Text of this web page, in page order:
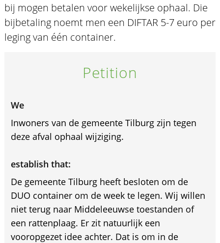
bij mogen betalen voor wekelijkse ophaal. Die
bijbetaling noemt men een DIFTAR 5-7 euro per
leging van één container.
Petition
We
Inwoners van de gemeente Tilburg zijn tegen
deze afval ophaal wijziging.
establish that:
De gemeente Tilburg heeft besloten om de
DUO container om de week te legen. Wij willen
niet terug naar Middeleeuwse toestanden of
een rattenplaag. Er zit natuurlijk een
vooropgezet idee achter. Dat is om in de